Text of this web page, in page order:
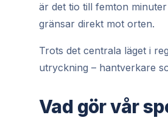
är det tio till femton
gränsar direkt mot orten.
Trots det centrala läget i
utryckning – hantverkare
Vad gör vår